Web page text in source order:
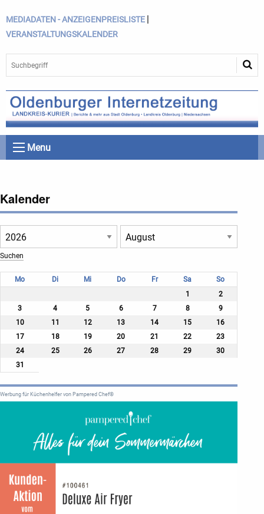
MEDIADATEN - ANZEIGENPREISLISTE |
VERANSTALTUNGSKALENDER
Menu
Kalender
Mo Di Mi Do Fr Sa
So
1
2
3
4 5 6 7 8
9
10
11 12 13 14 15
16
17
18 19 20 21 22
23
24
25 26 27 28 29
30
31
Werbung für Küchenhelfer von Pampered Chef®